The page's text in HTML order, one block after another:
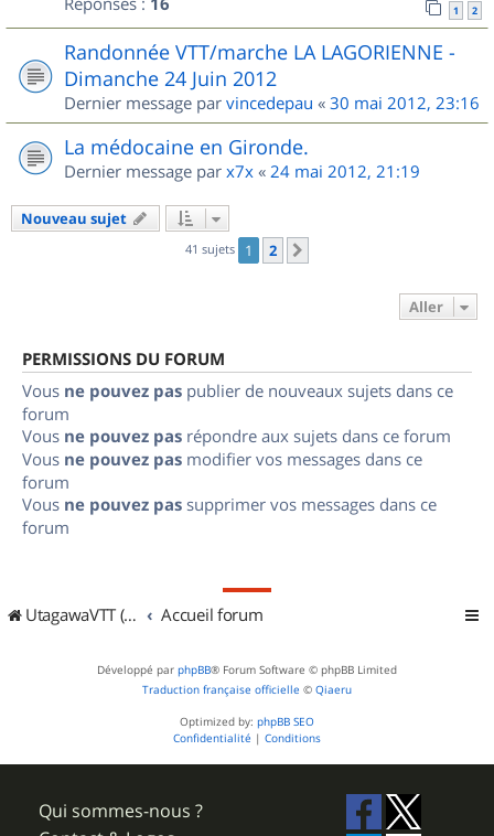
1 2
Randonnée VTT/marche LA LAGORIENNE -
Dimanche 24 Juin 2012
Dernier message par vincedepau « 30 mai 2012, 23:16
La médocaine en Gironde.
Dernier message par x7x « 24 mai 2012, 21:19
Nouveau sujet
41 sujets 1 2
Aller
PERMISSIONS DU FORUM
Vous ne pouvez pas publier de nouveaux sujets dans ce
forum
Vous ne pouvez pas répondre aux sujets dans ce forum
Vous ne pouvez pas modifier vos messages dans ce
forum
Vous ne pouvez pas supprimer vos messages dans ce
forum
UtagawaVTT (Randos VTT et VTTAE avec traces GPS) Accueil forum
Développé par phpBB® Forum Software © phpBB Limited
Traduction française officielle © Qiaeru
Optimized by: phpBB SEO
Confidentialité | Conditions
Qui sommes-nous ?